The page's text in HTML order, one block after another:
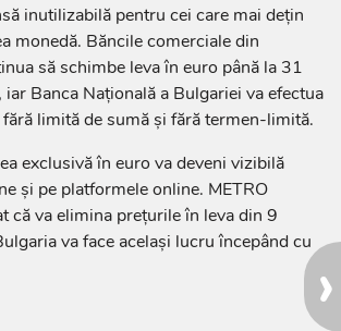
›
inutilizabilă pentru cei care mai dețin
monedă. Băncile comerciale din
să schimbe leva în euro până la 31
Banca Națională a Bulgariei va efectua
limită de sumă și fără termen-limită.
exclusivă în euro va deveni vizibilă
și pe platformele online. METRO
că va elimina prețurile în leva din 9
va face același lucru începând cu